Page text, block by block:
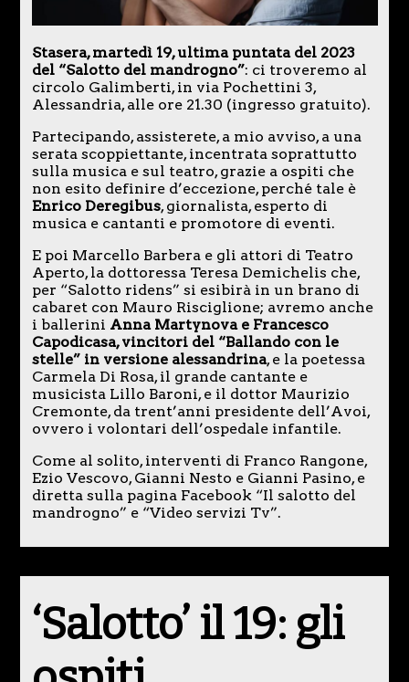
Stasera, martedì 19, ultima puntata del 2023
del “Salotto del mandrogno”: ci troveremo al
circolo Galimberti, in via Pochettini 3,
Alessandria, alle ore 21.30 (ingresso gratuito).
Partecipando, assisterete, a mio avviso, a una
serata scoppiettante, incentrata soprattutto
sulla musica e sul teatro, grazie a ospiti che
non esito definire d’eccezione, perché tale è
Enrico Deregibus, giornalista, esperto di
musica e cantanti e promotore di eventi.
E poi Marcello Barbera e gli attori di Teatro
Aperto, la dottoressa Teresa Demichelis che,
per “Salotto ridens” si esibirà in un brano di
cabaret con Mauro Risciglione; avremo anche
i ballerini Anna Martynova e Francesco
Capodicasa, vincitori del “Ballando con le
stelle” in versione alessandrina, e la poetessa
Carmela Di Rosa, il grande cantante e
musicista Lillo Baroni, e il dottor Maurizio
Cremonte, da trent’anni presidente dell’Avoi,
ovvero i volontari dell’ospedale infantile.
Come al solito, interventi di Franco Rangone,
Ezio Vescovo, Gianni Nesto e Gianni Pasino, e
diretta sulla pagina Facebook “Il salotto del
mandrogno” e “Video servizi Tv”.
‘Salotto’ il 19: gli